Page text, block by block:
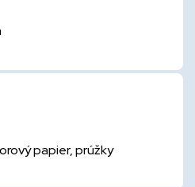
papier, prúžky